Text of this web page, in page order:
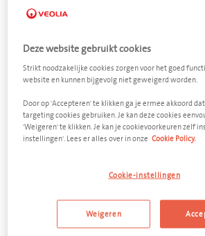
Koel - en
Deze website gebruikt cookies
Strikt noodzakelijke cookies zorgen voor het goed
website en kunnen bijgevolg niet geweigerd worden.
Door op 'Accepteren' te klikken ga je ermee akkoord
targeting cookies gebruiken. Je kan deze cookies
'Weigeren' te klikken. Je kan je cookievoorkeuren zelf
instellingen'. Lees er alles over in onze Cookie Policy.
Cookie-instellingen
Weigeren